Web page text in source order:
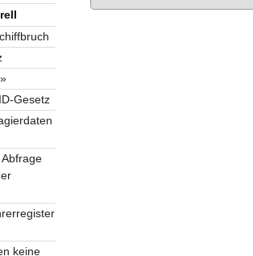
Gesetz
keine